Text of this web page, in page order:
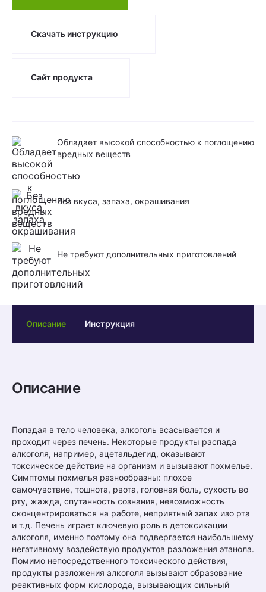
Скачать инструкцию
Сайт продукта
Обладает высокой способностью к поглощению
вредных веществ
Без вкуса, запаха, окрашивания
Не требуют дополнительных приготовлений
Описание Инструкция
Описание
Попадая в тело человека, алкоголь всасывается и
проходит через печень. Некоторые продукты распада
алкоголя, например, ацетальдегид, оказывают
токсическое действие на организм и вызывают похмелье.
Симптомы похмелья разнообразны: плохое
самочувствие, тошнота, рвота, головная боль, сухость во
рту, жажда, спутанность сознания, невозможность
сконцентрироваться на работе, неприятный запах изо рта
и т.д. Печень играет ключевую роль в детоксикации
алкоголя, именно поэтому она подвергается наибольшему
негативному воздействую продуктов разложения этанола.
Помимо непосредственного токсического действия,
продукты разложения алкоголя вызывают образование
реактивных форм кислорода, вызывающих сильный